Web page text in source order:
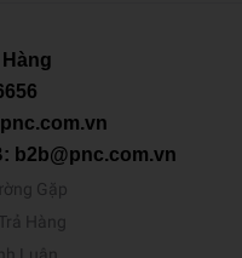
b2b@pnc.com.vn
Gặp
Hàng
Luận